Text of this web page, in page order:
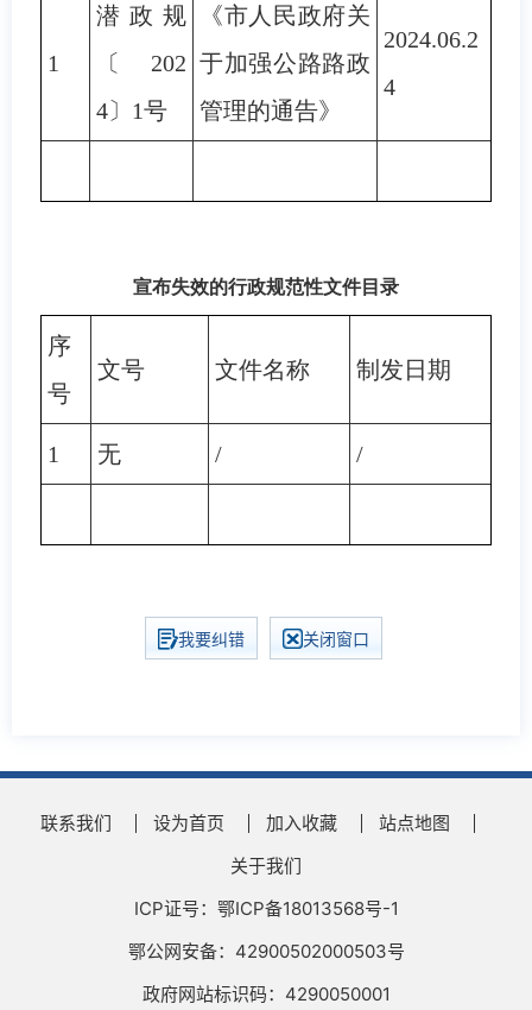
1
潜政规
〔202
4〕1号
《市人民政府关
于加强公路路政
管理的通告》
2024.06.2
4
宣布失效的行政规范性文件目录
序
号
文号 文件名称 制发日期
1 无 / /
我要纠错 关闭窗口
联系我们 设为首页 加入收藏
站点地图
关于我们
ICP证号：鄂ICP备18013568号-1
鄂公网安备：42900502000503号
政府网站标识码：4290050001